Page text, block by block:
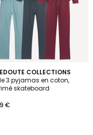
COLLECTIONS
3 pyjamas en coton,
skateboard
€